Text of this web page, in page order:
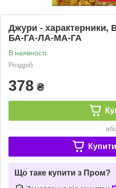
Джури - характерники,
БА-ГА-ЛА-МА-ГА
В наявності
Роздріб
378 ₴
Що таке купити з Пром?